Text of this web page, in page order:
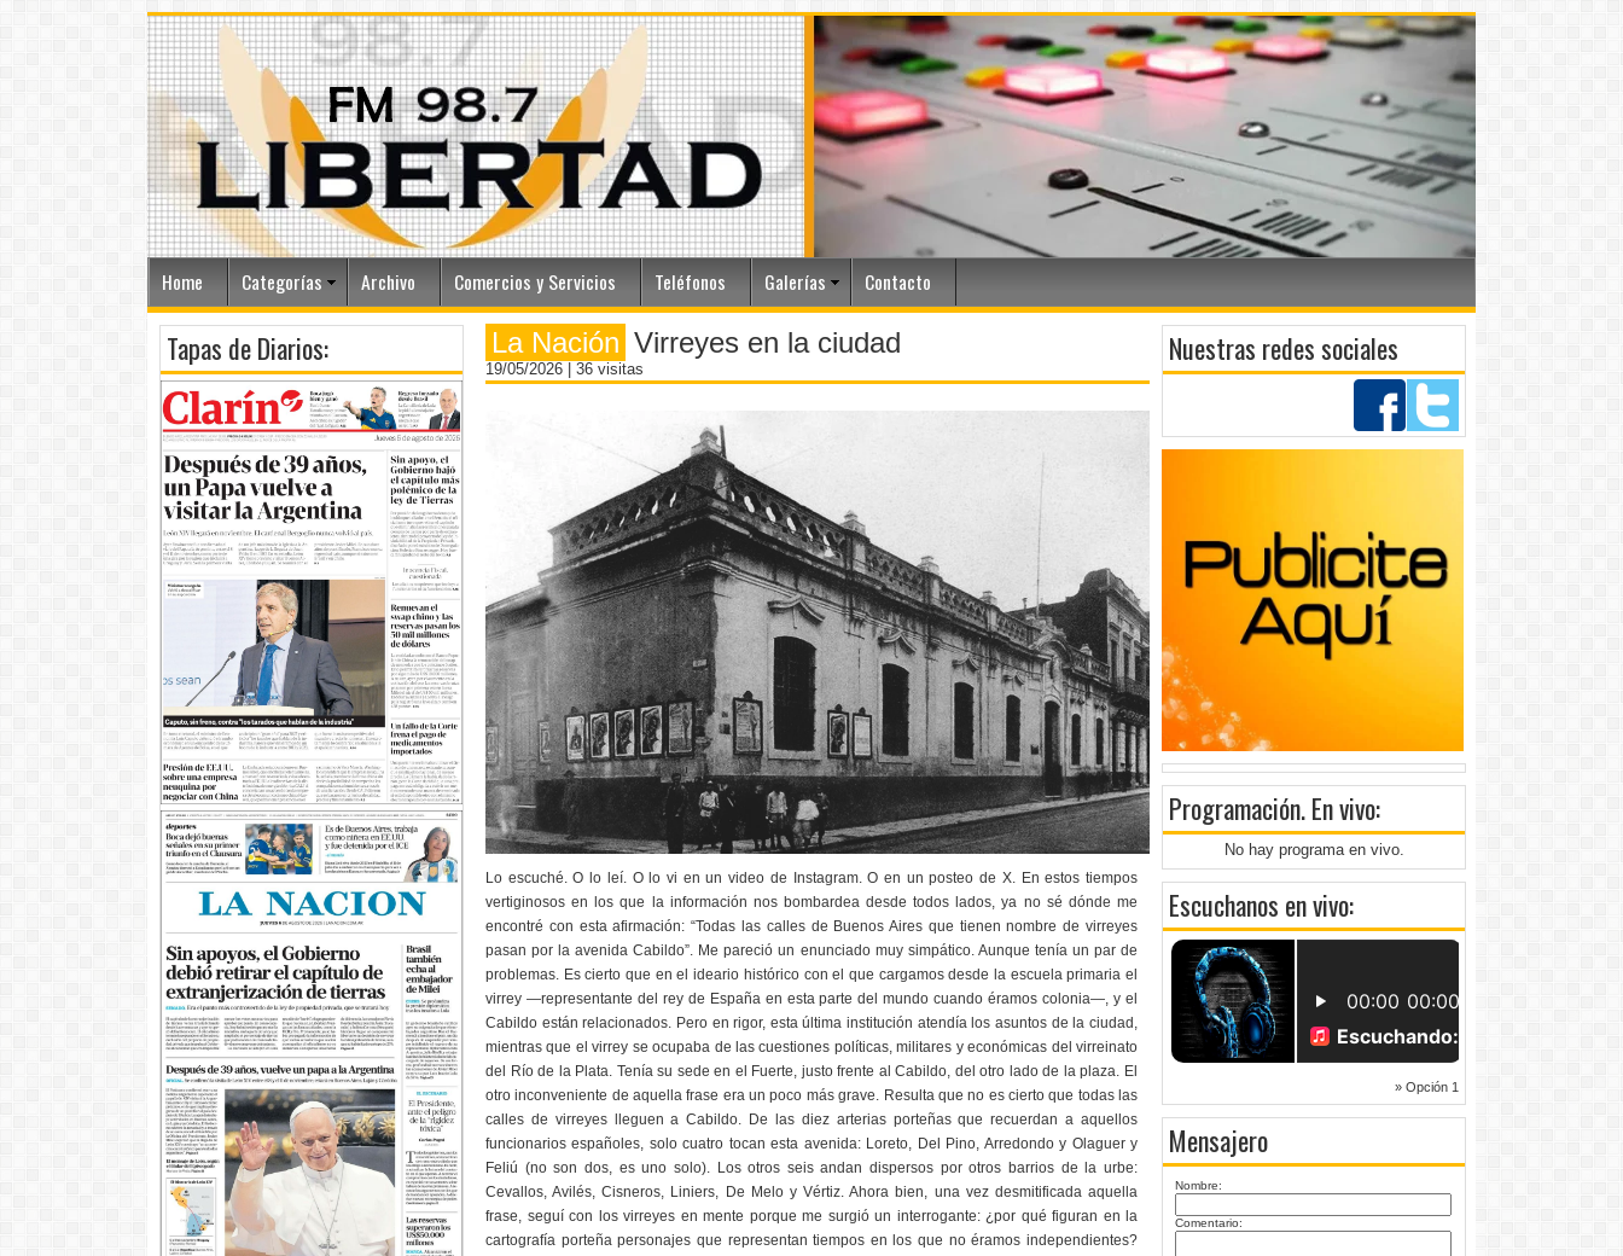
Home Categorías Archivo Comercios y Servicios Teléfonos Galerías Contacto
Tapas de Diarios: La Nación Virreyes en la ciudad
19/05/2026 | 36 visitas
Lo escuché. O lo leí. O lo vi en un video de Instagram. O en un posteo de X. En estos tiempos
vertiginosos en los que la información nos bombardea desde todos lados, ya no sé dónde me
encontré con esta afirmación: “Todas las calles de Buenos Aires que tienen nombre de virreyes
pasan por la avenida Cabildo”. Me pareció un enunciado muy simpático. Aunque tenía un par de
problemas. Es cierto que en el ideario histórico con el que cargamos desde la escuela primaria el
virrey —representante del rey de España en esta parte del mundo cuando éramos colonia—, y el
Cabildo están relacionados. Pero en rigor, esta última institución atendía los asuntos de la ciudad,
mientras que el virrey se ocupaba de las cuestiones políticas, militares y económicas del virreinato
del Río de la Plata. Tenía su sede en el Fuerte, justo frente al Cabildo, del otro lado de la plaza. El
otro inconveniente de aquella frase era un poco más grave. Resulta que no es cierto que todas las
calles de virreyes lleguen a Cabildo. De las diez arterias porteñas que recuerdan a aquellos
funcionarios españoles, solo cuatro tocan esta avenida: Loreto, Del Pino, Arredondo y Olaguer y
Feliú (no son dos, es uno solo). Los otros seis andan dispersos por otros barrios de la urbe:
Cevallos, Avilés, Cisneros, Liniers, De Melo y Vértiz. Ahora bien, una vez desmitificada aquella
frase, seguí con los virreyes en mente porque me surgió un interrogante: ¿por qué figuran en la
cartografía porteña personajes que representan tiempos en los que no éramos independientes?
Nuestras redes sociales
Programación. En vivo:
No hay programa en vivo.
Escuchanos en vivo:
» Opción 1
Mensajero
Nombre:
Comentario: